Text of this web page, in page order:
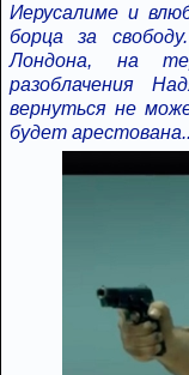
Иерусалиме и
борца за
Лондона, на
разоблачения
вернуться не
будет